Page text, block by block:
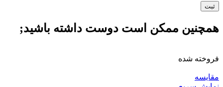
همچنین ممکن است دوست داشته باشید;
فروخته شده
مقايسه